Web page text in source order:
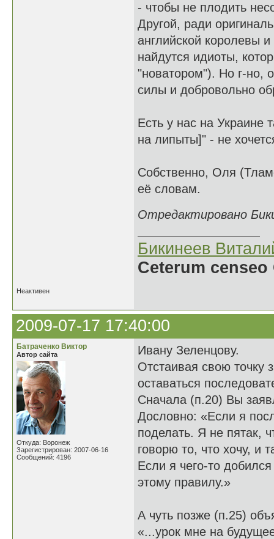
- чтобы не плодить
Другой, ради
английской королевы
найдутся идиоты,
"новатором"). Но г-но,
силы и добровольно
Есть у нас на Украине
на липыты]" - не
Собственно, Оля
её словам.
Отредактировано
Бикинеев
Ceterum
Неактивен
2009-07-17 17:40:00
Батраченко Виктор
Автор сайта
Откуда: Воронеж
Зарегистрирован: 2007-06-16
Сообщений: 4196
Ивану Зеленцову.
Отстаивая свою точку
оставаться
Сначала (п.20) Вы
Дословно: «Если я
поделать. Я не пятак,
говорю то, что хочу, и
Если я чего-то
этому правилу.»
А чуть позже (п.25)
«...урок мне на